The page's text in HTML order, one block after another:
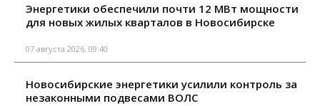
Энергетики обеспечили почти 12 МВт мощности
для новых жилых кварталов в Новосибирске
07 августа 2026, 09:40
Новосибирские энергетики усилили контроль за
незаконными подвесами ВОЛС